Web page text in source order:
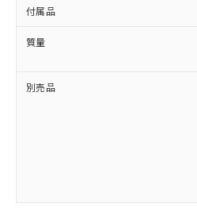
付属品
質量
別売品
メンバーズにご登
お客様が当ウェブ
登録された部品リ
および当社の共同
品・サービスに関
引・商談に必要な
※当社の共同利用
用者の範囲」に記
指します。
※3 非含有証明書ダ
下記の非含有証明書を
EU RoHS指令（10物質
51物質の非含有証明書
※本証明書は発行日時点
るもので、過去に遡って
及ぼさない年数を意味し
「－」：未確認です。
り引きをいたしま
情報を公開し